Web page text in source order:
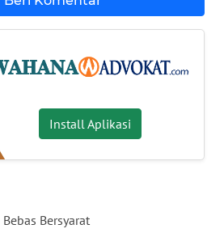
Install Aplikasi
Bersyarat